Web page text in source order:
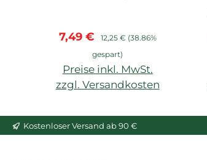
starke
Anfangshaftung,
feinkörnig, schleif- und
überstreichbar, enthält
Verkaufspreis:
7,49 € Regulärer Preis:
12,25 € (38.86%
gespart)
Preise inkl. MwSt.
zzgl. Versandkosten
Kostenloser Versand ab 90 €